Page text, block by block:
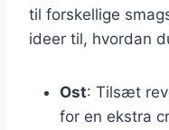
til forskellige
ideer til, hvordan
Ost: Tilsæt
for en ekstra